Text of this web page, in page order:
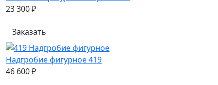
23 300 ₽
Заказать
Надгробие фигурное 419
46 600 ₽